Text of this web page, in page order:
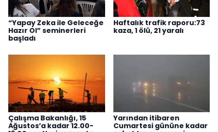
“Yapay Zeka ile Geleceğe
Hazır Ol” seminerleri
başladı
Haftalık trafik raporu:73
kaza, 1 ölü, 21 yaralı
Çalışma Bakanlığı, 15
Ağustos’a kadar 12.00-
Yarından itibaren
Cumartesi gününe kadar